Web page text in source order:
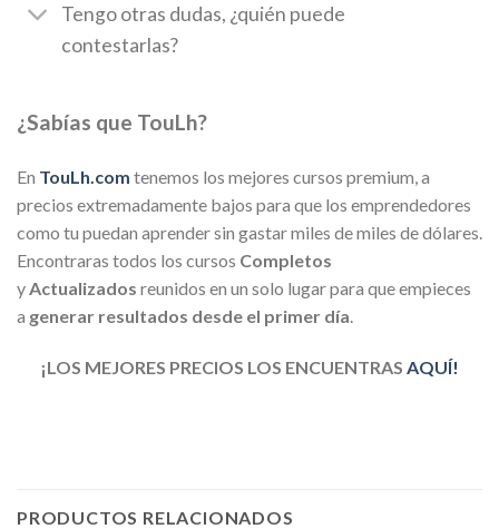
Tengo otras dudas, ¿quién puede
contestarlas?
¿Sabías que TouLh?
En TouLh.com tenemos los mejores cursos premium, a
precios extremadamente bajos para que los emprendedores
como tu puedan aprender sin gastar miles de miles de dólares.
Encontraras todos los cursos Completos
yActualizados reunidos en un solo lugar para que empieces
a generar resultados desde el primer día.
¡LOS MEJORES PRECIOS LOS ENCUENTRAS AQUÍ!
PRODUCTOS RELACIONADOS